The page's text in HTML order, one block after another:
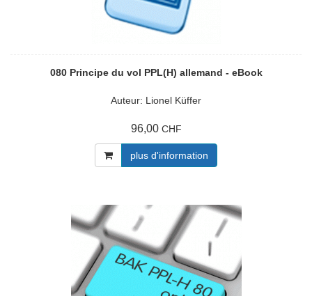
080 Principe du vol PPL(H) allemand - eBook
Auteur: Lionel Küffer
96,00 CHF
plus d'information